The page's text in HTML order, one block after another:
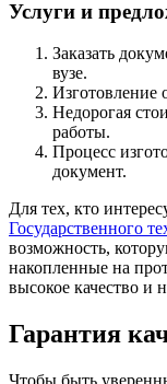
Услуги и
Заказать
вузе.
Изготовление
Недорогая
работы.
Процесс
документ.
Для тех, кто
Государственного
возможность,
накопленные на
высокое качество и
Гарантия
Чтобы быть